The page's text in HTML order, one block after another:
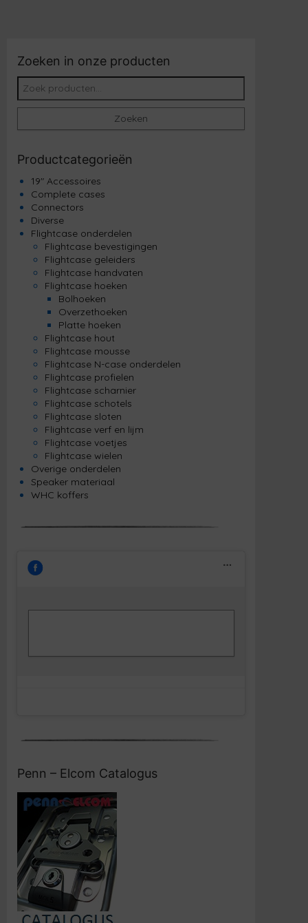
Zoeken in onze producten
Zoeken naar:
Zoeken
Productcategorieën
19" Accessoires
Complete cases
Connectors
Diverse
Flightcase onderdelen
Flightcase bevestigingen
Flightcase geleiders
Flightcase handvaten
Flightcase hoeken
Bolhoeken
Overzethoeken
Platte hoeken
Flightcase hout
Flightcase mousse
Flightcase N-case onderdelen
Flightcase profielen
Flightcase scharnier
Flightcase schotels
Flightcase sloten
Flightcase verf en lijm
Flightcase voetjes
Flightcase wielen
Overige onderdelen
Speaker materiaal
WHC koffers
Penn – Elcom Catalogus